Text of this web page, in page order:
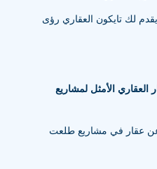
لك تايكون العقاري رؤى
العقاري الأمثل لمشاريع
عقار في مشاريع طلعت